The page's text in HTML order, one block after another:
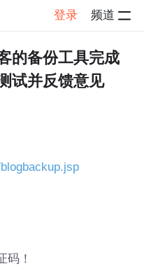
登录 频道
的备份工具完成
试并反馈意见
码！